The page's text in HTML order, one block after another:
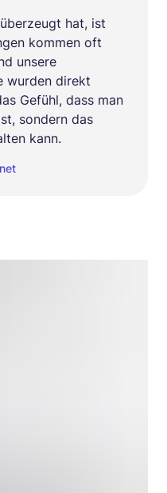
hat, ist
kommen oft
unsere
wurden direkt
Gefühl, dass man
sondern das
kann.